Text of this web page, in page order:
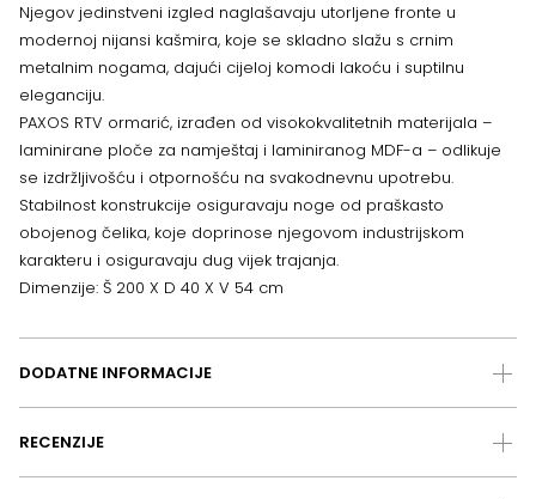
Njegov jedinstveni izgled naglašavaju utorljene fronte u
modernoj nijansi kašmira, koje se skladno slažu s crnim
metalnim nogama, dajući cijeloj komodi lakoću i suptilnu
eleganciju.
PAXOS RTV ormarić, izrađen od visokokvalitetnih materijala –
laminirane ploče za namještaj i laminiranog MDF-a – odlikuje
se izdržljivošću i otpornošću na svakodnevnu upotrebu.
Stabilnost konstrukcije osiguravaju noge od praškasto
obojenog čelika, koje doprinose njegovom industrijskom
karakteru i osiguravaju dug vijek trajanja.
Dimenzije: Š 200 X D 40 X V 54 cm
DODATNE INFORMACIJE
RECENZIJE